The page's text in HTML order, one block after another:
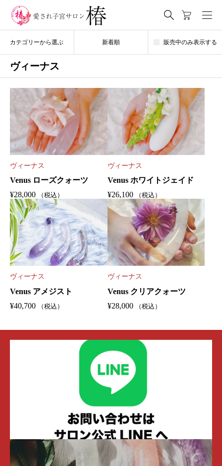
カテゴリーから選ぶ 新着順 販売中のみ表示する
ヴィーナス
ヴィーナス
Venus ローズクォーツ
¥28,000 （税込）
ヴィーナス
Venus ホワイトジェイド
¥26,100 （税込）
ヴィーナス
Venus アメジスト
¥40,700 （税込）
ヴィーナス
Venus クリアクォーツ
¥28,000 （税込）